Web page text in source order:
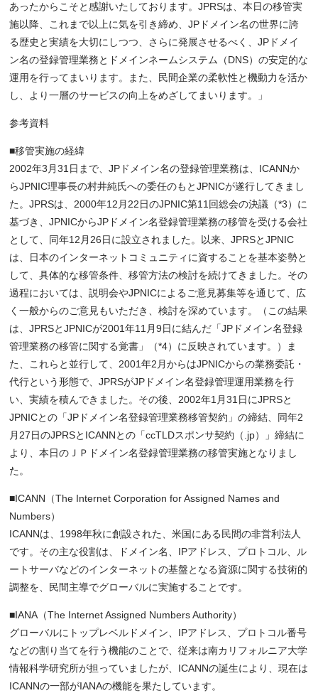
あったからこそと感謝いたしております。JPRSは、本日の移管実
施以降、これまで以上に気を引き締め、JPドメイン名の世界に誇
る歴史と実績を大切にしつつ、さらに発展させるべく、JPドメイ
ン名の登録管理業務とドメインネームシステム（DNS）の安定的な
運用を行ってまいります。また、民間企業の柔軟性と機動力を活か
し、より一層のサービスの向上をめざしてまいります。」
参考資料
■移管実施の経緯
2002年3月31日まで、JPドメイン名の登録管理業務は、ICANNか
らJPNIC理事長の村井純氏への委任のもとJPNICが遂行してきまし
た。JPRSは、2000年12月22日のJPNIC第11回総会の決議（*3）に
基づき、JPNICからJPドメイン名登録管理業務の移管を受ける会社
として、同年12月26日に設立されました。以来、JPRSとJPNIC
は、日本のインターネットコミュニティに資することを基本姿勢と
して、具体的な移管条件、移管方法の検討を続けてきました。その
過程においては、説明会やJPNICによるご意見募集等を通じて、広
く一般からのご意見もいただき、検討を深めています。（この結果
は、JPRSとJPNICが2001年11月9日に結んだ「JPドメイン名登録
管理業務の移管に関する覚書」（*4）に反映されています。）ま
た、これらと並行して、2001年2月からはJPNICからの業務委託・
代行という形態で、JPRSがJPドメイン名登録管理運用業務を行
い、実績を積んできました。その後、2002年1月31日にJPRSと
JPNICとの「JPドメイン名登録管理業務移管契約」の締結、同年2
月27日のJPRSとICANNとの「ccTLDスポンサ契約（.jp）」締結に
より、本日のＪＰドメイン名登録管理業務の移管実施となりまし
た。
■ICANN（The Internet Corporation for Assigned Names and
Numbers）
ICANNは、1998年秋に創設された、米国にある民間の非営利法人
です。その主な役割は、ドメイン名、IPアドレス、プロトコル、ル
ートサーバなどのインターネットの基盤となる資源に関する技術的
調整を、民間主導でグローバルに実施することです。
■IANA（The Internet Assigned Numbers Authority）
グローバルにトップレベルドメイン、IPアドレス、プロトコル番号
などの割り当てを行う機能のことで、従来は南カリフォルニア大学
情報科学研究所が担っていましたが、ICANNの誕生により、現在は
ICANNの一部がIANAの機能を果たしています。